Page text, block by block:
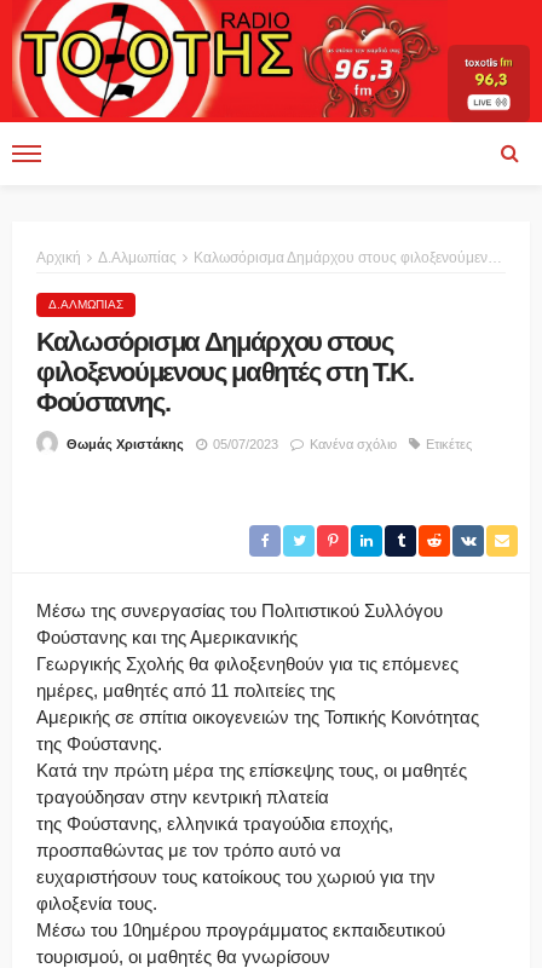
Αρχική Δ.Αλμωπίας Καλωσόρισμα Δημάρχου στους φιλοξενούμενους μαθητές στη Τ.Κ. Φούστανης.
Δ.ΑΛΜΩΠΊΑΣ
Καλωσόρισμα Δημάρχου στους
φιλοξενούμενους μαθητές στη Τ.Κ.
Φούστανης.
Θωμάς Χριστάκης 05/07/2023 Κανένα σχόλιο Ετικέτες
Μέσω της συνεργασίας του Πολιτιστικού Συλλόγου
Φούστανης και της Αμερικανικής
Γεωργικής Σχολής θα φιλοξενηθούν για τις επόμενες
ημέρες, μαθητές από 11 πολιτείες της
Αμερικής σε σπίτια οικογενειών της Τοπικής Κοινότητας
της Φούστανης.
Κατά την πρώτη μέρα της επίσκεψης τους, οι μαθητές
τραγούδησαν στην κεντρική πλατεία
της Φούστανης, ελληνικά τραγούδια εποχής,
προσπαθώντας με τον τρόπο αυτό να
ευχαριστήσουν τους κατοίκους του χωριού για την
φιλοξενία τους.
Μέσω του 10ημέρου προγράμματος εκπαιδευτικού
τουρισμού, οι μαθητές θα γνωρίσουν